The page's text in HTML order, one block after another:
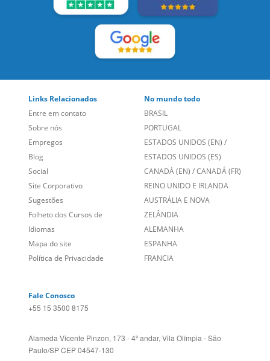
Sobre nós
Empregos
Blog
Social
Site Corporativo
Sugestões
Folheto dos Cursos de
Idiomas
Mapa do site
Política de Privacidade
PORTUGAL
ESTADOS UNIDOS (EN)
ESTADOS UNIDOS (ES)
CANADÁ (EN)/CANADÁ (FR)
REINO UNIDO E IRLANDA
AUSTRÁLIA E NOVA
ZELÂNDIA
ALEMANHA
ESPANHA
FRANCIA
Alameda Vicente Pinzon, 173 - 4º andar, Vila Olímpia - São
Language Trainers,fundada em 2004 fornecendo cursos de
idiomas em mais de 60 cidades em todo o Brasil e Online com